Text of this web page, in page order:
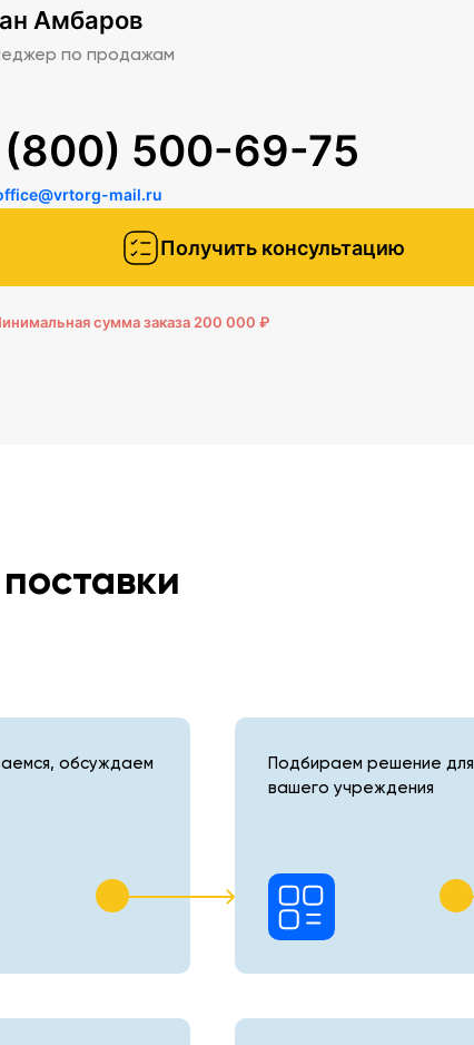
Амбаров
по продажам
Получить консультацию
500-69-75
mail.ru
сумма заказа 200 000 ₽
обсуждаем
Подбираем решение для
вашего учреждения